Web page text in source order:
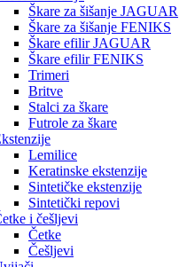
Škare za šišanje JAGUAR
Škare za šišanje FENIKS
Škare efilir JAGUAR
Škare efilir FENIKS
Trimeri
Britve
Stalci za škare
Futrole za škare
Lemilice
Keratinske ekstenzije
Sintetičke ekstenzije
Sintetički repovi
i češljevi
Četke
Češljevi